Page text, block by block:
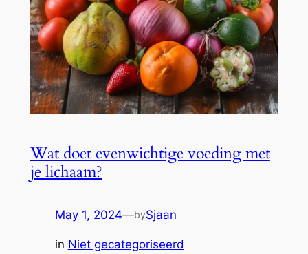
Wat doet evenwichtige voeding met
je lichaam?
May 1, 2024—bySjaan
in Niet gecategoriseerd